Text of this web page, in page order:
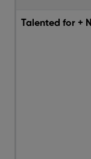
Talented for + N